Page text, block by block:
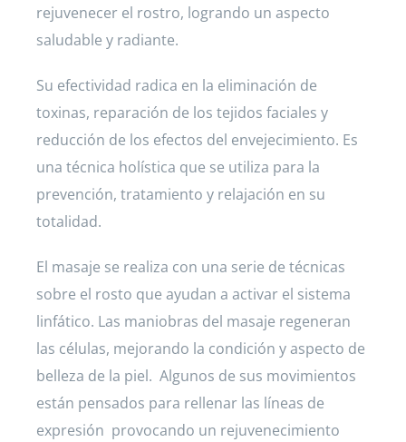
rejuvenecer el rostro, logrando un aspecto
saludable y radiante.
Su efectividad radica en la eliminación de
toxinas, reparación de los tejidos faciales y
reducción de los efectos del envejecimiento. Es
una técnica holística que se utiliza para la
prevención, tratamiento y relajación en su
totalidad.
El masaje se realiza con una serie de técnicas
sobre el rosto que ayudan a activar el sistema
linfático. Las maniobras del masaje regeneran
las células, mejorando la condición y aspecto de
belleza de la piel. Algunos de sus movimientos
están pensados para rellenar las líneas de
expresión provocando un rejuvenecimiento